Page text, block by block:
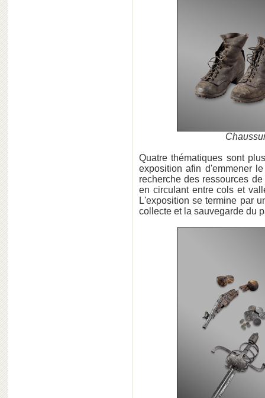
Quatre thématiques sont
exposition afin d'emmener
recherche des ressources
en circulant entre cols et
L'exposition se termine par
collecte et la sauvegarde du